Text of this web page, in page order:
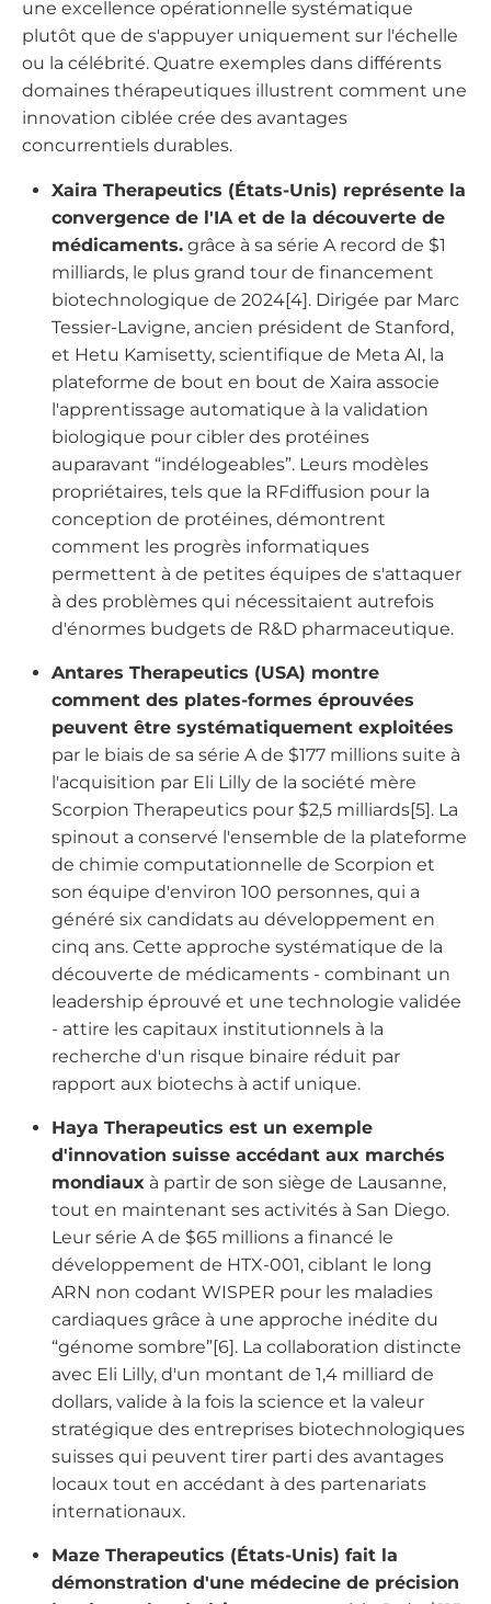
une excellence opérationnelle systématique
plutôt que de s'appuyer uniquement sur l'échelle
ou la célébrité. Quatre exemples dans différents
domaines thérapeutiques illustrent comment une
innovation ciblée crée des avantages
concurrentiels durables.
Xaira Therapeutics (États-Unis) représente la
convergence de l'IA et de la découverte de
médicaments. grâce à sa série A record de $1
milliards, le plus grand tour de financement
biotechnologique de 2024[4]. Dirigée par Marc
Tessier-Lavigne, ancien président de Stanford,
et Hetu Kamisetty, scientifique de Meta AI, la
plateforme de bout en bout de Xaira associe
l'apprentissage automatique à la validation
biologique pour cibler des protéines
auparavant “indélogeables”. Leurs modèles
propriétaires, tels que la RFdiffusion pour la
conception de protéines, démontrent
comment les progrès informatiques
permettent à de petites équipes de s'attaquer
à des problèmes qui nécessitaient autrefois
d'énormes budgets de R&D pharmaceutique.
Antares Therapeutics (USA) montre
comment des plates-formes éprouvées
peuvent être systématiquement exploitées
par le biais de sa série A de $177 millions suite à
l'acquisition par Eli Lilly de la société mère
Scorpion Therapeutics pour $2,5 milliards[5]. La
spinout a conservé l'ensemble de la plateforme
de chimie computationnelle de Scorpion et
son équipe d'environ 100 personnes, qui a
généré six candidats au développement en
cinq ans. Cette approche systématique de la
découverte de médicaments - combinant un
leadership éprouvé et une technologie validée
- attire les capitaux institutionnels à la
recherche d'un risque binaire réduit par
rapport aux biotechs à actif unique.
Haya Therapeutics est un exemple
d'innovation suisse accédant aux marchés
mondiaux à partir de son siège de Lausanne,
tout en maintenant ses activités à San Diego.
Leur série A de $65 millions a financé le
développement de HTX-001, ciblant le long
ARN non codant WISPER pour les maladies
cardiaques grâce à une approche inédite du
“génome sombre”[6]. La collaboration distincte
avec Eli Lilly, d'un montant de 1,4 milliard de
dollars, valide à la fois la science et la valeur
stratégique des entreprises biotechnologiques
suisses qui peuvent tirer parti des avantages
locaux tout en accédant à des partenariats
internationaux.
Maze Therapeutics (États-Unis) fait la
démonstration d'une médecine de précision